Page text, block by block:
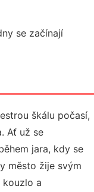
se začínají
škálu počasí,
Ať už se
jara, kdy se
město žije svým
a